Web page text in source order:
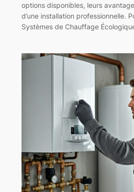
options disponibles, leurs
d’une installation professionnelle.
Systèmes de Chauffage